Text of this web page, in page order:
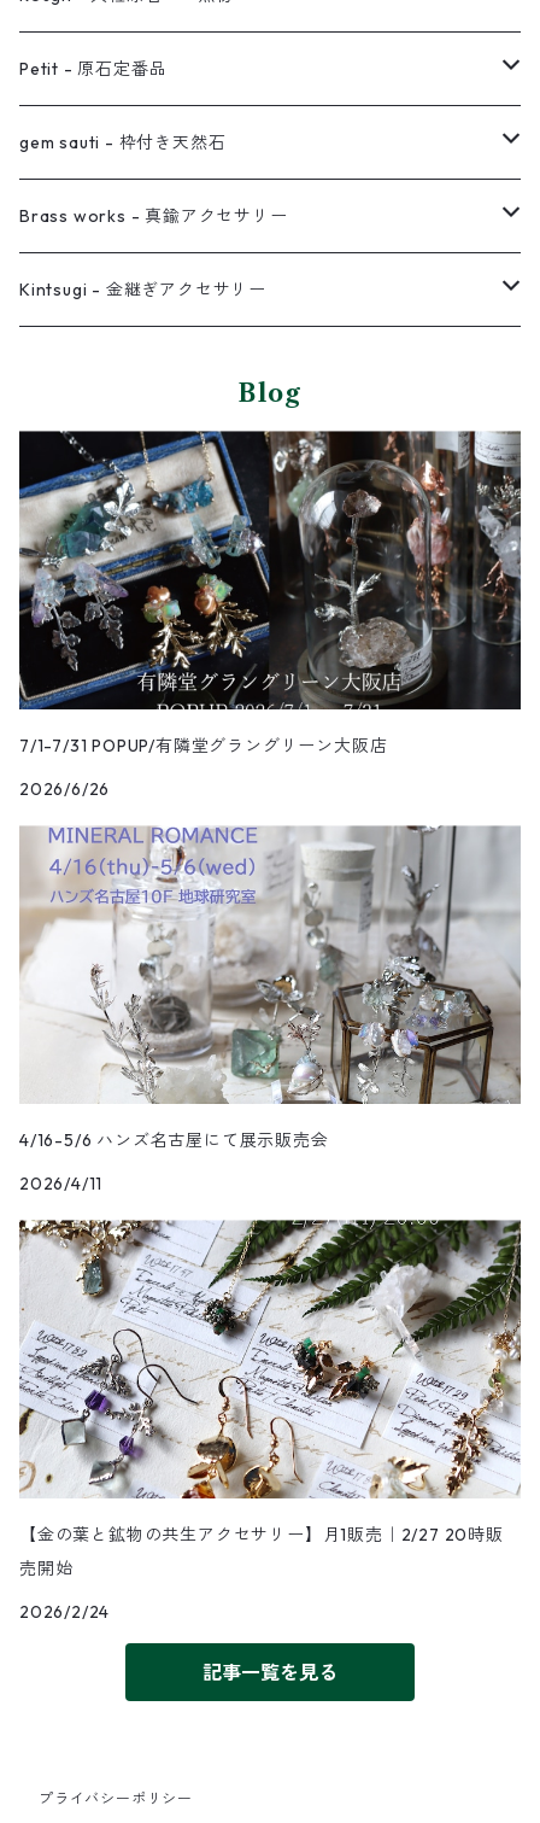
オーダー用ページ
真鍮イヤーカフ
ネックレス
ピアス
イヤーカフ
バングル
ピアス
リング
ネックレス
イヤーカフ
Petit - 原石定番品
ピアス
リング
ネックレス
gem sauti - 枠付き天然石
ピアス
ネックレス
イヤーカフ
Brass works - 真鍮アクセサリー
リング
ネックレス
イヤーカフ
バングル
ブレスレット
Kintsugi - 金継ぎアクセサリー
ネックレス
Blog
7/1-7/31 POPUP/有隣堂グラングリーン大阪店
2026/6/26
4/16-5/6 ハンズ名古屋にて展示販売会
2026/4/11
【金の葉と鉱物の共生アクセサリー】月1販売｜2/27 20時販
売開始
2026/2/24
記事一覧を見る
プライバシーポリシー